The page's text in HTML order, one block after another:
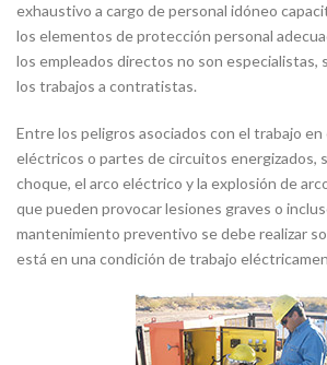
exhaustivo a cargo de personal idóneo
los elementos de protección personal
los empleados directos no son especialistas,
los trabajos a contratistas.
Entre los peligros asociados con el trabajo
eléctricos o partes de circuitos energizados,
choque, el arco eléctrico y la explosión de
que pueden provocar lesiones graves o
mantenimiento preventivo se debe realizar
está en una condición de trabajo